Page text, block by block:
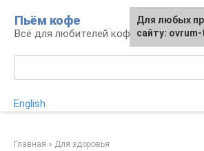
контенту
Пьём кофе
Всё для любителей кофе
English
Главная » Для здоровья
Для любых
сайту:
Для любых
сайту: